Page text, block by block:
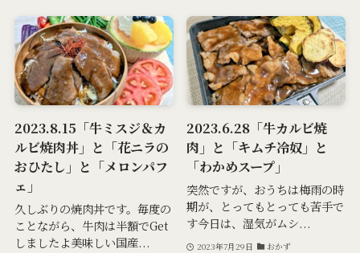
2023.8.15「牛ミスジ＆カ
ルビ焼肉丼」と「花ニラの
おひたし」と「メロンパフ
ェ」
久しぶりの焼肉丼です。毎度の
ことながら、牛肉は半額でGet
しましたよ美味しい国産...
2023.6.28「牛カルビ焼
肉」と「キムチ冷奴」と
「わかめスープ」
突然ですが、おうちは梅雨の時
期が、とってもとっても苦手で
す今日は、湿気がムシ...
2023年7月29日 おかず